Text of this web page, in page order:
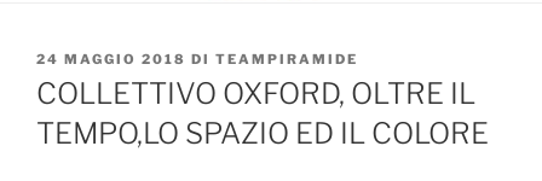
PUBBLICATO
IL
24 MAGGIO 2018 DI TEAMPIRAMIDE
COLLETTIVO OXFORD, OLTRE IL
TEMPO,LO SPAZIO ED IL COLORE